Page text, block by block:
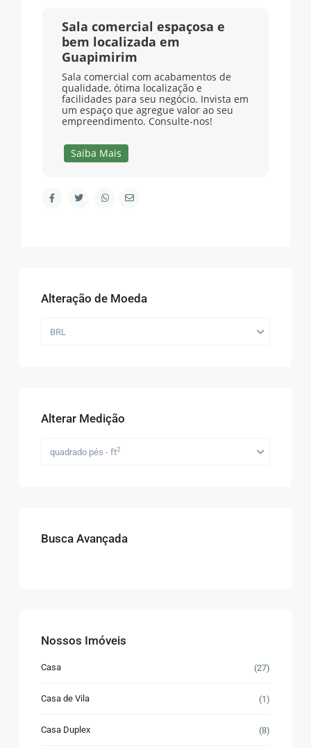
Sala comercial espaçosa e
bem localizada em
Guapimirim
Sala comercial com acabamentos de
qualidade, ótima localização e
facilidades para seu negócio. Invista em
um espaço que agregue valor ao seu
empreendimento. Consulte-nos!
Saiba Mais
Alteração de Moeda
BRL
Alterar Medição
quadrado pés - ft2
Busca Avançada
Nossos Imóveis
Casa (27)
Casa de Vila (1)
Casa Duplex (8)